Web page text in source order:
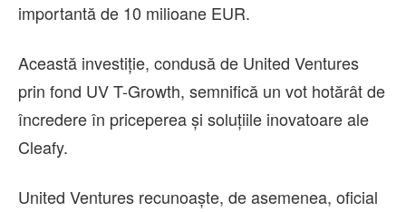
importantă de 10 milioane EUR.
Această investiție, condusă de United Ventures
prin fond UV T-Growth, semnifică un vot hotărât de
încredere în priceperea și soluțiile inovatoare ale
Cleafy.
United Ventures recunoaște, de asemenea, oficial